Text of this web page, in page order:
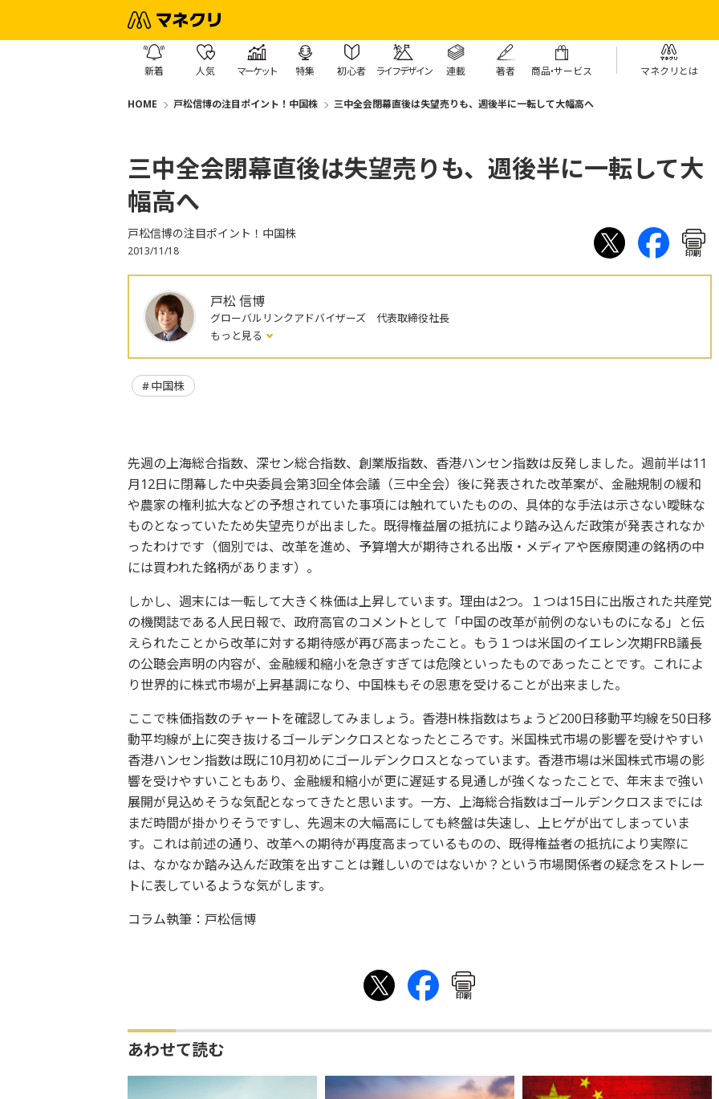
新着 人気 マーケット 特集 初心者 ライフデザイン 連載 著者 商品・サービス マネクリとは
HOME 戸松信博の注目ポイント！中国株 三中全会閉幕直後は失望売りも、週後半に一転して大幅高へ
三中全会閉幕直後は失望売りも、週後半に一転して大
幅高へ
戸松信博の注目ポイント！中国株
2013/11/18 印刷
戸松 信博
グローバルリンクアドバイザーズ 代表取締役社長
もっと見る
中国株
先週の上海総合指数、深セン総合指数、創業版指数、香港ハンセン指数は反発しました。週前半は11
月12日に閉幕した中央委員会第3回全体会議（三中全会）後に発表された改革案が、金融規制の緩和
や農家の権利拡大などの予想されていた事項には触れていたものの、具体的な手法は示さない曖昧な
ものとなっていたため失望売りが出ました。既得権益層の抵抗により踏み込んだ政策が発表されなか
ったわけです（個別では、改革を進め、予算増大が期待される出版・メディアや医療関連の銘柄の中
には買われた銘柄があります）。
しかし、週末には一転して大きく株価は上昇しています。理由は2つ。１つは15日に出版された共産党
の機関誌である人民日報で、政府高官のコメントとして「中国の改革が前例のないものになる」と伝
えられたことから改革に対する期待感が再び高まったこと。もう１つは米国のイエレン次期FRB議長
の公聴会声明の内容が、金融緩和縮小を急ぎすぎては危険といったものであったことです。これによ
り世界的に株式市場が上昇基調になり、中国株もその恩恵を受けることが出来ました。
ここで株価指数のチャートを確認してみましょう。香港H株指数はちょうど200日移動平均線を50日移
動平均線が上に突き抜けるゴールデンクロスとなったところです。米国株式市場の影響を受けやすい
香港ハンセン指数は既に10月初めにゴールデンクロスとなっています。香港市場は米国株式市場の影
響を受けやすいこともあり、金融緩和縮小が更に遅延する見通しが強くなったことで、年末まで強い
展開が見込めそうな気配となってきたと思います。一方、上海総合指数はゴールデンクロスまでには
まだ時間が掛かりそうですし、先週末の大幅高にしても終盤は失速し、上ヒゲが出てしまっていま
す。これは前述の通り、改革への期待が再度高まっているものの、既得権益者の抵抗により実際に
は、なかなか踏み込んだ政策を出すことは難しいのではないか？という市場関係者の疑念をストレー
トに表しているような気がします。
コラム執筆：戸松信博
印刷
あわせて読む